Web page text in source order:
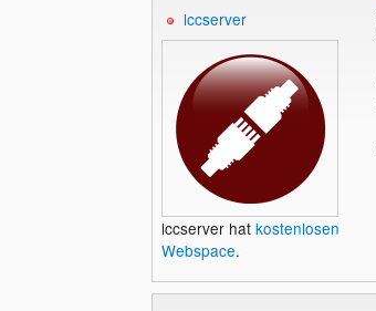
lccserver
lccserver hat kostenlosen
Webspace.